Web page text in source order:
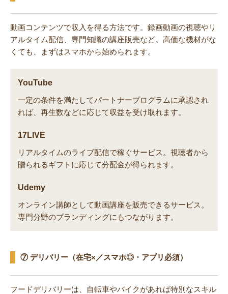
動画コンテンツで収入を得る方法です。録画動画の視聴やリ
アルタイム配信、専門知識の講座販売など。高価な機材がな
くても、まずはスマホから始められます。
YouTube
一定の条件を満たしてパートナープログラムに承認され
れば、再生数などに応じて収益を受け取れます。
17LIVE
リアルタイムのライブ配信で稼ぐサービス。視聴者から
贈られるギフトに応じて分配金が得られます。
Udemy
オンライン講師として動画講座を販売できるサービス。
専門分野のブランディングにもつながります。
⑦ デリバリー（在宅×／スマホ◎・アプリ必須）
フードデリバリーは、自転車やバイクがあれば特別なスキル